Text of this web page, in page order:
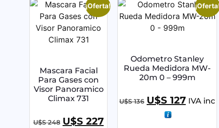
¡Oferta!
Mascara Facial
Para Gases con
Visor Panoramico
Climax 731
U$S248 U$S 227
Odometro Stanley
Rueda Medidora MW-
20m 0 – 999m
U$S136 U$S 127 IVA inc